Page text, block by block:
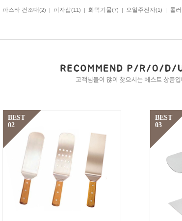
파스타 건조대(2) 피자삽(11) 화덕기물(7) 오일주전자(1) 롤
BEST
02
BEST
03